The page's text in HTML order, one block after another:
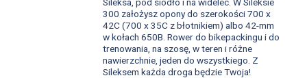
300 założysz opony do szerokości 700 x
42C (700 x 35C z błotnikiem) albo 42-mm
w kołach 650B. Rower do bikepackingu i do
trenowania, na szosę, w teren i różne
nawierzchnie, jeden do wszystkiego. Z
Sileksem każda droga będzie Twoja!